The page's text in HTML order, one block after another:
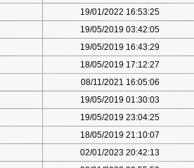
19/01/2022 16:53:25
19/05/2019 03:42:05
19/05/2019 16:43:29
18/05/2019 17:12:27
08/11/2021 16:05:06
19/05/2019 01:30:03
19/05/2019 23:04:25
18/05/2019 21:10:07
02/01/2023 20:42:13